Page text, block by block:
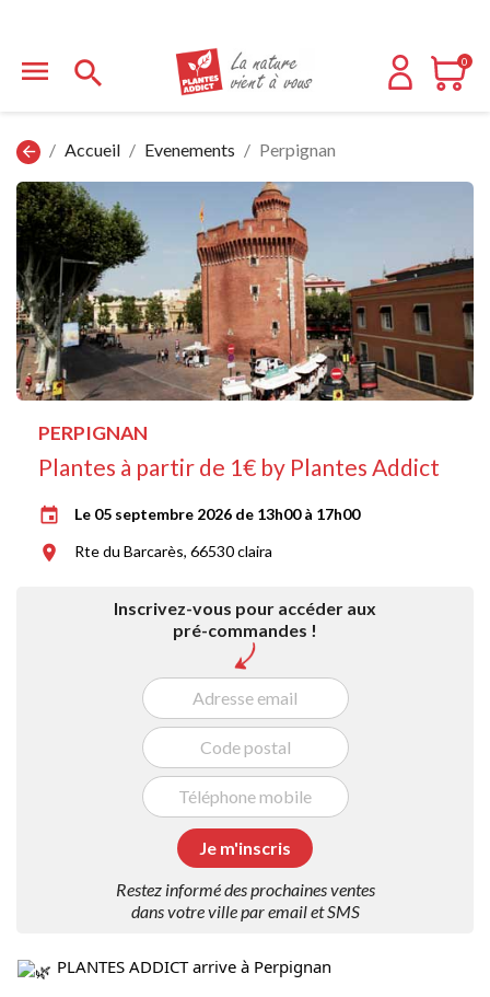
  0
arrow_back Accueil Evenements Perpignan
PERPIGNAN
Plantes à partir de 1€ by Plantes Addict
event Le 05 septembre 2026 de 13h00 à 17h00
room Rte du Barcarès, 66530 claira
Inscrivez-vous pour accéder aux
pré-commandes !
Restez informé des prochaines ventes
dans votre ville par email et SMS
PLANTES ADDICT arrive à Perpignan